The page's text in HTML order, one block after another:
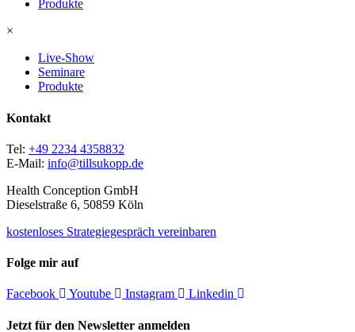
Produkte
×
Live-Show
Seminare
Produkte
Kontakt
Tel: +49 2234 4358832
E-Mail: info@tillsukopp.de
Health Conception GmbH
Dieselstraße 6, 50859 Köln
kostenloses Strategiegespräch vereinbaren
Folge mir auf
Facebook Youtube Instagram Linkedin
Jetzt für den Newsletter anmelden